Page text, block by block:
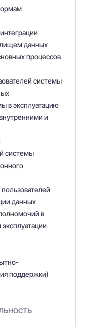
данных
процессов
системы
в эксплуатацию
и
системы
данных
в
поддержки)